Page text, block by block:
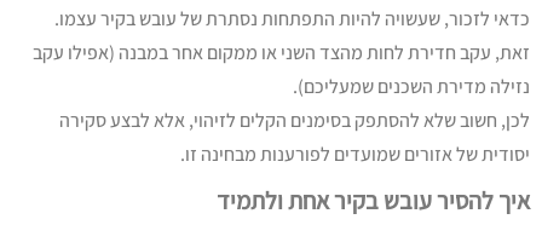
כדאי לזכור, שעשויה להיות התפתחות נסתרת של עובש בקיר עצמו.
זאת, עקב חדירת לחות מהצד השני או ממקום אחר במבנה (אפילו עקב
נזילה מדירת השכנים שמעליכם).
לכן, חשוב שלא להסתפק בסימנים הקלים לזיהוי, אלא לבצע סקירה
יסודית של אזורים שמועדים לפורענות מבחינה זו.
איך להסיר עובש בקיר אחת ולתמיד